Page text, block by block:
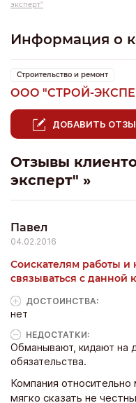
эксперт"
Информация о
Строительство и ремонт
ООО "СТРОЙ-
ДОБАВИТЬ
Отзывы
эксперт" »
Павел
04.02.2016
Соискателям работы и
связываться с данной
ДОСТОИНCТВА:
нет
НЕДОСТАТКИ:
Обманывают, кидают на
обязательства.
Компания
мягко сказать не